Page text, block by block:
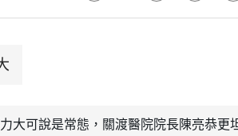
大可說是常態，關渡醫院院長陳亮恭